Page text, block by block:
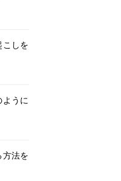
しを
うに
法を